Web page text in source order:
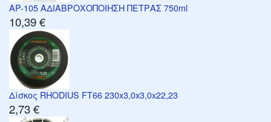
AP-105 ΑΔΙΑΒΡΟΧΟΠΟΙΗΣΗ ΠΕΤΡΑΣ 750ml
10,39 €
Δίσκος RHODIUS FT66 230x3,0x3,0x22,23
2,73 €